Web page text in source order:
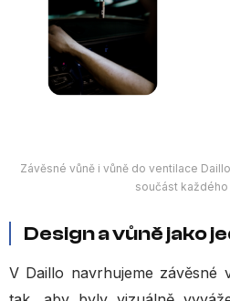
Závěsné vůně i vůně do ventilace
součást každého
Design a vůně jako
V Daillo navrhujeme závěsné